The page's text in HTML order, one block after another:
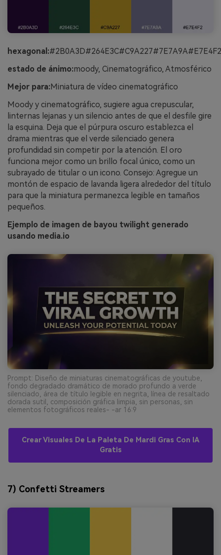
hexagonal:#2B0A3D#264E3C#C9A227#7E7A9A#E7E4F2
estado de ánimo:moody, Cinematográfico, Atmosférico
Mejor para:Miniatura de vídeo cinematográfico
Moody y cinematográfico, sugiere agua crepuscular,
linternas lejanas y un silencio antes de que el desfile gire
la esquina. Deja que el púrpura oscuro establezca el
drama mientras que el verde silenciado genera
profundidad sin competir por la atención. El oro
funciona mejor como un brillo focal único, como un
subrayado de titular o un icono. Consejo: Agregue un
montón de espacio de lavanda ligera alrededor del título
para que la miniatura permanezca legible en tamaños
pequeños.
Ejemplo de imagen de bayou twilight generado
usando media.io
Prompt: Diseño de miniaturas cinematográficas de youtube,
fondo degradado dramático de morado profundo a verde
silenciado, área de título legible en negrita, línea de resaltado
dorada sutil, composición gráfica limpia, sin personas, sin
elementos fotográficos reales- -ar 16:9
Crear Visuales De La Paleta De Mardi Gras Con IA
Gratis
7) Confetti Streamers